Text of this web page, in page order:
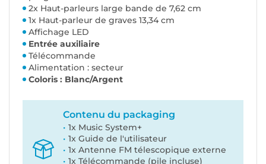
2x Haut-parleurs large bande de 7,62 cm
1x Haut-parleur de graves 13,34 cm
Affichage LED
Entrée auxiliaire
Télécommande
Alimentation : secteur
Coloris : Blanc/Argent
Contenu du packaging
1x Music System+
1x Guide de l'utilisateur
1x Antenne FM télescopique externe
1x Télécommande (pile incluse)